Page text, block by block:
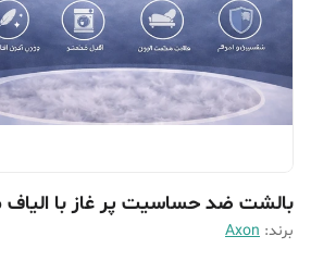
بالشت ضد حساسیت پر غاز با الیاف
برند: Axon